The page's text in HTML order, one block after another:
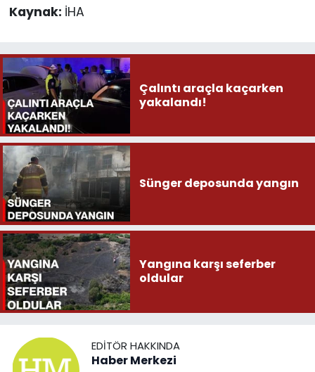
Kaynak: İHA
Çalıntı araçla kaçarken
yakalandı!
Sünger deposunda yangın
Yangına karşı seferber
oldular
EDITÖR HAKKINDA
Haber Merkezi